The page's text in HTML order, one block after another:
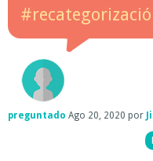
preguntado Ago 20, 2020 por